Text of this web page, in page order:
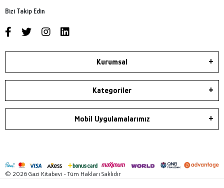
Bizi Takip Edin
Kurumsal
Kategoriler
Mobil Uygulamalarımız
© 2026 Gazi Kitabevi - Tüm Hakları Saklıdır